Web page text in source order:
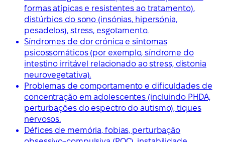
formas atípicas e resistentes ao tratamento),
distúrbios do sono (insónias, hipersónia,
pesadelos), stress, esgotamento.
Síndromes de dor crónica e sintomas
psicossomáticos (por exemplo, síndrome do
intestino irritável relacionado ao stress, distonia
neurovegetativa).
Problemas de comportamento e dificuldades de
concentração em adolescentes (incluindo PHDA,
perturbações do espectro do autismo), tiques
nervosos.
Défices de memória, fobias, perturbação